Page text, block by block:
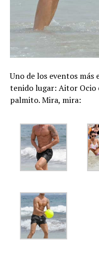
Uno de los eventos más
tenido lugar: Aitor Ocio
palmito. Mira, mira: